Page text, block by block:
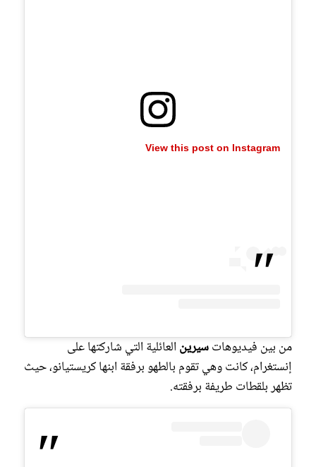
View this post on Instagram
من بين فيديوهاتسيرين العائلية التي شاركتها على
إنستغرام، كانت وهي تقوم بالطهو برفقة ابنها كريستيانو، حيث
تظهر بلقطات طريفة برفقته.